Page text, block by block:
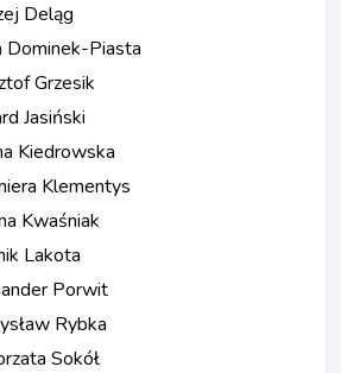
Deląg
Dominek-Piasta
Grzesik
Jasiński
Kiedrowska
Klementys
Kwaśniak
Lakota
Porwit
Rybka
Sokół